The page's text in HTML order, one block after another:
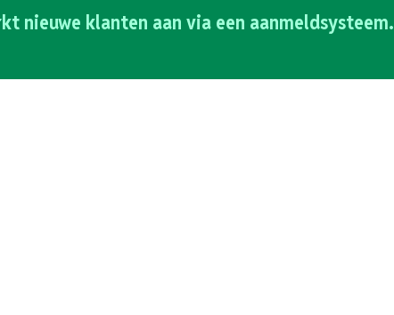
nieuwe klanten aan via een aanmeldsysteem.